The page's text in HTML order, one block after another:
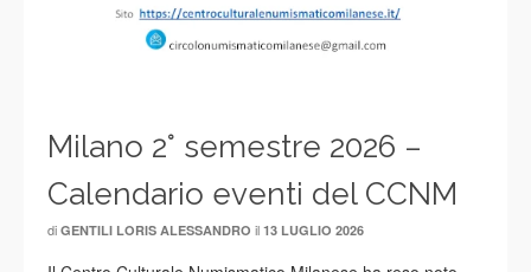
Milano 2° semestre 2026 –
Calendario eventi del CCNM
di GENTILI LORIS ALESSANDRO il 13 LUGLIO 2026